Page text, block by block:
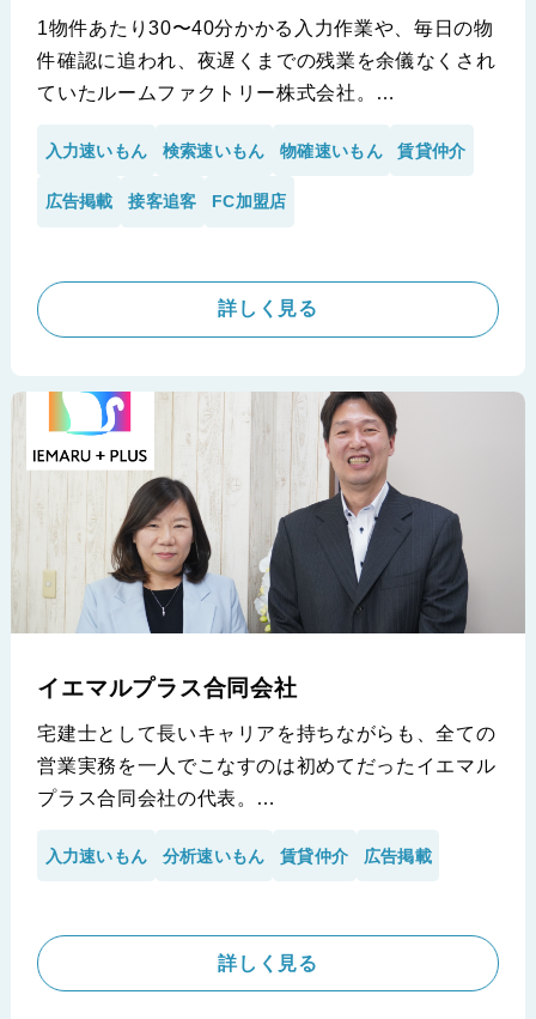
ー株式会社
1物件あたり30〜40分かかる入力作業や、毎日の物
件確認に追われ、夜遅くまでの残業を余儀なくされ
ていたルームファクトリー株式会社。
し、1件あたりわずか2〜3分という驚異的なスピー
ドでの物件登録を実現しました。空室情報の即時更
格コミットや新人への育成へと繋げ、効率的な働き
方を実現しています。
入力速いもん 検索速いもん 物確速いもん 賃貸仲介
広告掲載 接客追客 FC加盟店
詳しく見る
イエマルプラス合同会社
宅建士として長いキャリアを持ちながらも、全ての
営業実務を一人でこなすのは初めてだったイエマル
プラス合同会社の代表。
し、「速いもん」シリーズを導入し、ポータルサイ
的なツール活用により、高い鮮度の物件情報を維持
しながら、残業のない効率的な働き方を実現してい
入力速いもん 分析速いもん 賃貸仲介 広告掲載
詳しく見る